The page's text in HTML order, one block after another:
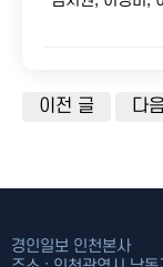
이전 글 다
경인일보 인천본사